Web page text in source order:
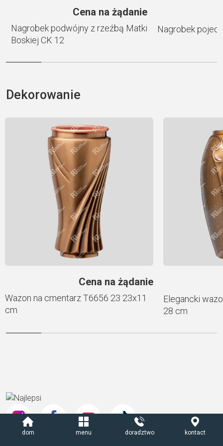
dom menu doradztwo kontact
Cena na żądanie
Nagrobek podwójny z rzeźbą Matki
Boskiej CK 12
Nagrobek
Dekorowanie
Cena na żądanie
Wazon na cmentarz T6656 23 23х11
cm
Elegancki
28 cm